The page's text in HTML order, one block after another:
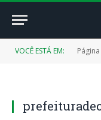
VOCÊ ESTÁ EM: